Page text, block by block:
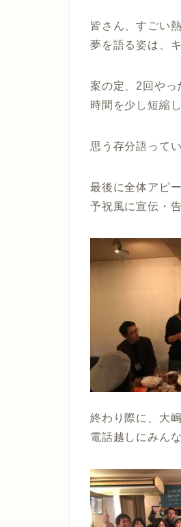
皆さん、すごい熱
夢を語る姿は、
案の定、2回やっ
時間を少し短縮
思う存分語って
最後に全体アピ
予祝風に宣伝・
終わり際に、大
電話越しにみん